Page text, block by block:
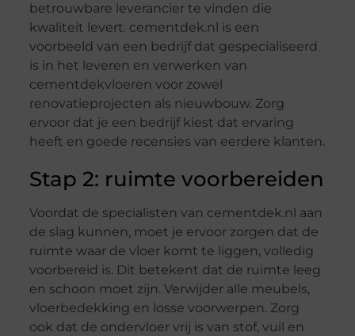
betrouwbare leverancier te vinden die
kwaliteit levert. cementdek.nl is een
voorbeeld van een bedrijf dat gespecialiseerd
is in het leveren en verwerken van
cementdekvloeren voor zowel
renovatieprojecten als nieuwbouw. Zorg
ervoor dat je een bedrijf kiest dat ervaring
heeft en goede recensies van eerdere klanten.
Stap 2: ruimte voorbereiden
Voordat de specialisten van cementdek.nl aan
de slag kunnen, moet je ervoor zorgen dat de
ruimte waar de vloer komt te liggen, volledig
voorbereid is. Dit betekent dat de ruimte leeg
en schoon moet zijn. Verwijder alle meubels,
vloerbedekking en losse voorwerpen. Zorg
ook dat de ondervloer vrij is van stof, vuil en